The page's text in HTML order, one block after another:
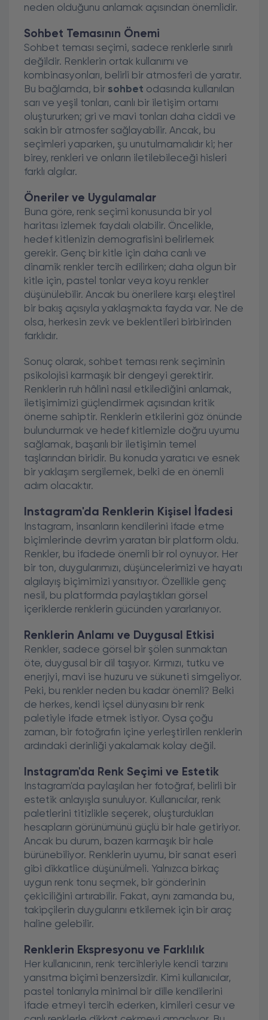
neden olduğunu anlamak açısından önemlidir.
Sohbet Temasının Önemi
Sohbet teması seçimi, sadece renklerle sınırlı
değildir. Renklerin ortak kullanımı ve
kombinasyonları, belirli bir atmosferi de yaratır.
Bu bağlamda, bir sohbet odasında kullanılan
sarı ve yeşil tonları, canlı bir iletişim ortamı
oluştururken; gri ve mavi tonları daha ciddi ve
sakin bir atmosfer sağlayabilir. Ancak, bu
seçimleri yaparken, şu unutulmamalıdır ki; her
birey, renkleri ve onların iletilebileceği hisleri
farklı algılar.
Öneriler ve Uygulamalar
Buna göre, renk seçimi konusunda bir yol
haritası izlemek faydalı olabilir. Öncelikle,
hedef kitlenizin demografisini belirlemek
gerekir. Genç bir kitle için daha canlı ve
dinamik renkler tercih edilirken; daha olgun bir
kitle için, pastel tonlar veya koyu renkler
düşünülebilir. Ancak bu önerilere karşı eleştirel
bir bakış açısıyla yaklaşmakta fayda var. Ne de
olsa, herkesin zevk ve beklentileri birbirinden
farklıdır.
Sonuç olarak, sohbet teması renk seçiminin
psikolojisi karmaşık bir dengeyi gerektirir.
Renklerin ruh hâlini nasıl etkilediğini anlamak,
iletişimimizi güçlendirmek açısından kritik
öneme sahiptir. Renklerin etkilerini göz önünde
bulundurmak ve hedef kitlemizle doğru uyumu
sağlamak, başarılı bir iletişimin temel
taşlarından biridir. Bu konuda yaratıcı ve esnek
bir yaklaşım sergilemek, belki de en önemli
adım olacaktır.
Instagram'da Renklerin Kişisel İfadesi
Instagram, insanların kendilerini ifade etme
biçimlerinde devrim yaratan bir platform oldu.
Renkler, bu ifadede önemli bir rol oynuyor. Her
bir ton, duygularımızı, düşüncelerimizi ve hayatı
algılayış biçimimizi yansıtıyor. Özellikle genç
nesil, bu platformda paylaştıkları görsel
içeriklerde renklerin gücünden yararlanıyor.
Renklerin Anlamı ve Duygusal Etkisi
Renkler, sadece görsel bir şölen sunmaktan
öte, duygusal bir dil taşıyor. Kırmızı, tutku ve
enerjiyi, mavi ise huzuru ve sükuneti simgeliyor.
Peki, bu renkler neden bu kadar önemli? Belki
de herkes, kendi içsel dünyasını bir renk
paletiyle ifade etmek istiyor. Oysa çoğu
zaman, bir fotoğrafın içine yerleştirilen renklerin
ardındaki derinliği yakalamak kolay değil.
Instagram'da Renk Seçimi ve Estetik
Instagram'da paylaşılan her fotoğraf, belirli bir
estetik anlayışla sunuluyor. Kullanıcılar, renk
paletlerini titizlikle seçerek, oluşturdukları
hesapların görünümünü güçlü bir hale getiriyor.
Ancak bu durum, bazen karmaşık bir hale
bürünebiliyor. Renklerin uyumu, bir sanat eseri
gibi dikkatlice düşünülmeli. Yalnızca birkaç
uygun renk tonu seçmek, bir gönderinin
çekiciliğini artırabilir. Fakat, aynı zamanda bu,
takipçilerin duygularını etkilemek için bir araç
haline gelebilir.
Renklerin Ekspresyonu ve Farklılık
Her kullanıcının, renk tercihleriyle kendi tarzını
yansıtma biçimi benzersizdir. Kimi kullanıcılar,
pastel tonlarıyla minimal bir dille kendilerini
ifade etmeyi tercih ederken, kimileri cesur ve